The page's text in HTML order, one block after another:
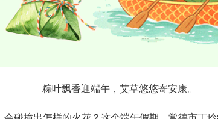
粽叶飘香迎端午，艾草悠悠寄安康。